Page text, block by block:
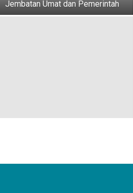
Jembatan Umat dan Pemerintah